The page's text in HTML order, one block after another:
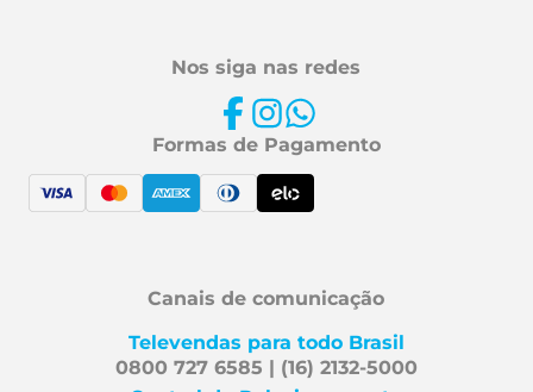
Nos siga nas redes
Formas de Pagamento
Canais de comunicação
Televendas para todo Brasil
0800 727 6585 | (16) 2132-5000